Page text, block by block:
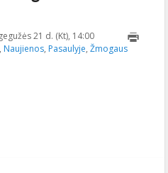
21 d. (Kt), 14:00 2015-11-
, Naujienos, Pasaulyje, Žmogaus